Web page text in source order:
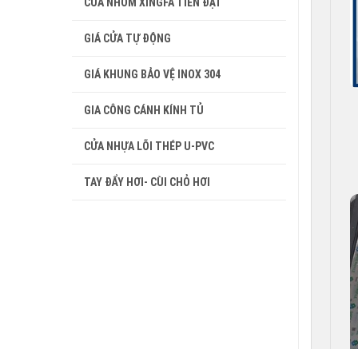
GIÁ CỬA TỰ ĐỘNG
GIÁ KHUNG BẢO VỆ INOX 304
GIA CÔNG CÁNH KÍNH TỦ
CỬA NHỰA LÕI THÉP U-PVC
TAY ĐẨY HƠI- CÙI CHỎ HƠI